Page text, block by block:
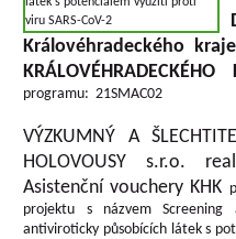
Královéhradeckého
KRÁLOVÉHRADECKÉHO
programu: 21SMAC02
VÝZKUMNÝ A
HOLOVOUSY s.r.o.
Asistenční vouchery KHK
projektu s názvem Screening
antiviroticky působících látek s